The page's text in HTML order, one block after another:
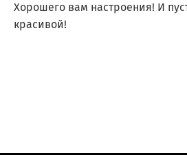
Хорошего вам настроения! И
красивой!